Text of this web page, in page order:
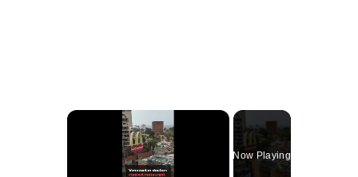
×
Now Playing